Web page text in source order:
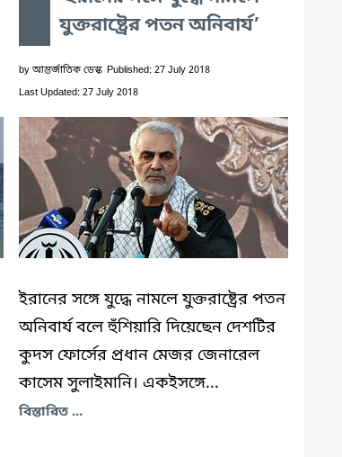
যুক্তরাষ্ট্রের পতন অনিবার্য’
by আন্তর্জাতিক ডেস্ক Published: 27 July 2018
Last Updated: 27 July 2018
ইরানের সঙ্গে যুদ্ধে নামলে যুক্তরাষ্ট্রের পতন
অনিবার্য বলে হুঁশিয়ারি দিয়েছেন দেশটির
কুদস ফোর্সের প্রধান মেজর জেনারেল
কাসেম সুলাইমানি। একইসঙ্গে...
বিস্তারিত ...